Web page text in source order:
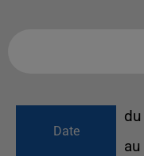
Date
du
au